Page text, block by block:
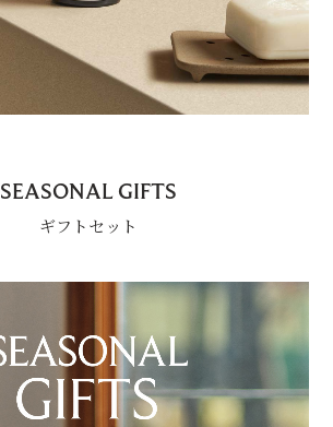
SEASONAL GIFTS
ギフトセット